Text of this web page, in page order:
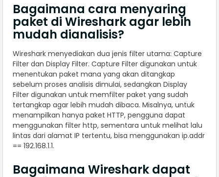
Bagaimana cara menyaring
paket di Wireshark agar lebih
mudah dianalisis?
Wireshark menyediakan dua jenis filter utama: Capture
Filter dan Display Filter. Capture Filter digunakan untuk
menentukan paket mana yang akan ditangkap
sebelum proses analisis dimulai, sedangkan Display
Filter digunakan untuk memfilter paket yang sudah
tertangkap agar lebih mudah dibaca. Misalnya, untuk
menampilkan hanya paket HTTP, pengguna dapat
menggunakan filter http, sementara untuk melihat lalu
lintas dari alamat IP tertentu, bisa menggunakan ip.addr
== 192.168.1.1.
Bagaimana Wireshark dapat